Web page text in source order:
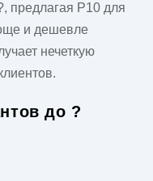
предлагая P10 для
и дешевле
нечеткую
до ?